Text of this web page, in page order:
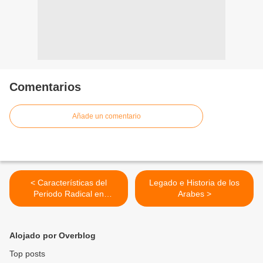
Comentarios
Añade un comentario
< Características del
Periodo Radical en
Colombia
Legado e Historia de los
Arabes >
Alojado por Overblog
Top posts